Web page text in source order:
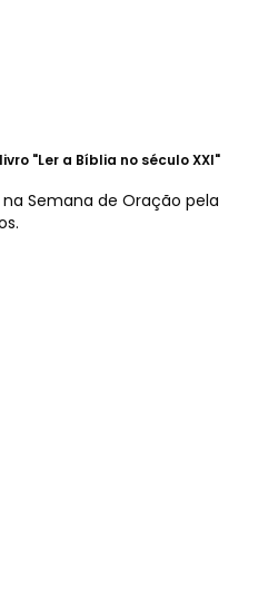
"Ler a Bíblia no século XXI"
Semana de Oração pela